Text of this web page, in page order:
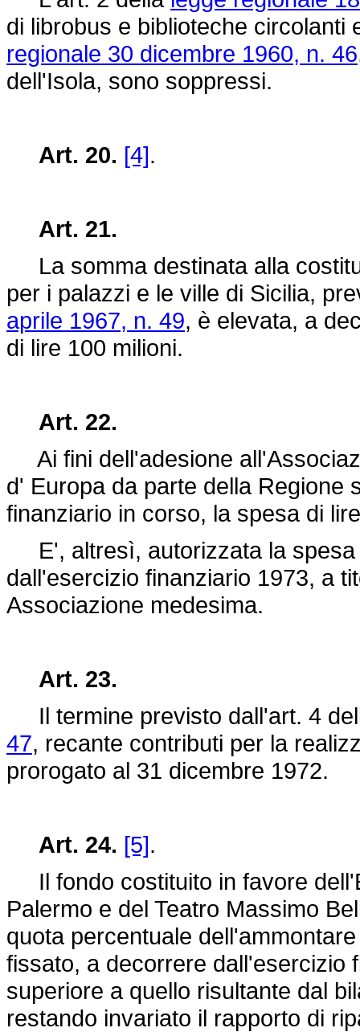
di librobus e biblioteche
regionale 30 dicembre 1960, n. 46
dell'Isola, sono soppressi.
Art. 20. [4].
Art. 21.
La somma destinata alla
per i palazzi e le ville di Sicilia,
aprile 1967, n. 49, è elevata, a
di lire 100 milioni.
Art. 22.
Ai fini dell'adesione
d' Europa da parte della Regione
finanziario in corso, la spesa di
E', altresì, autorizzata la spesa
dall'esercizio finanziario 1973, a
Associazione medesima.
Art. 23.
Il termine previsto dall'art. 4
47, recante contributi per la
prorogato al 31 dicembre 1972.
Art. 24. [5].
Il fondo costituito in favore
Palermo e del Teatro Massimo
quota percentuale
fissato, a decorrere dall'esercizio
superiore a quello risultante dal
restando invariato il rapporto di